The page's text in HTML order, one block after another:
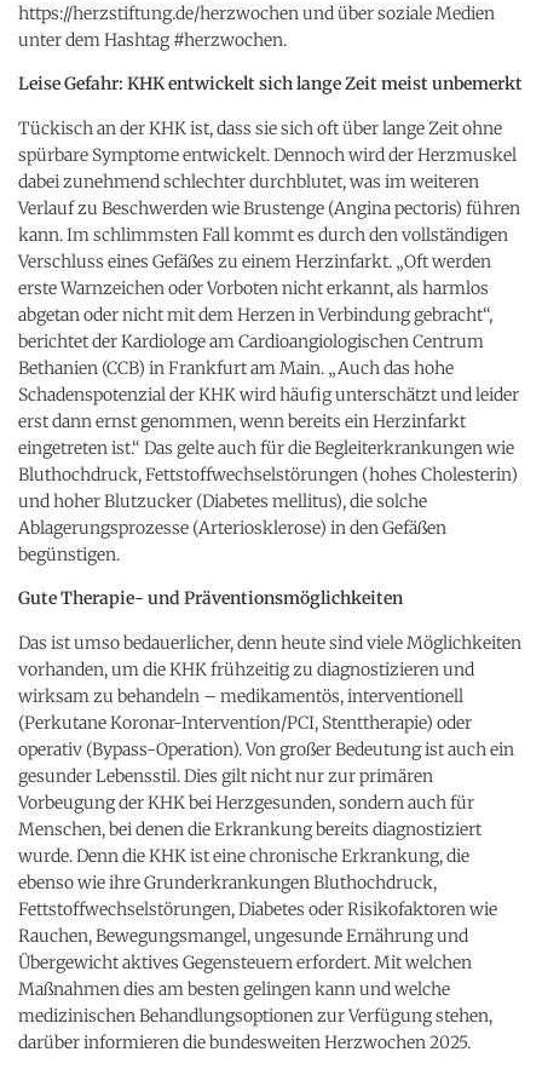
https://herzstiftung.de/herzwochen und über soziale Medien
unter dem Hashtag #herzwochen.
Leise Gefahr: KHK entwickelt sich lange Zeit meist unbemerkt
Tückisch an der KHK ist, dass sie sich oft über lange Zeit ohne
spürbare Symptome entwickelt. Dennoch wird der Herzmuskel
dabei zunehmend schlechter durchblutet, was im weiteren
Verlauf zu Beschwerden wie Brustenge (Angina pectoris) führen
kann. Im schlimmsten Fall kommt es durch den vollständigen
Verschluss eines Gefäßes zu einem Herzinfarkt. „Oft werden
erste Warnzeichen oder Vorboten nicht erkannt, als harmlos
abgetan oder nicht mit dem Herzen in Verbindung gebracht“,
berichtet der Kardiologe am Cardioangiologischen Centrum
Bethanien (CCB) in Frankfurt am Main. „Auch das hohe
Schadenspotenzial der KHK wird häufig unterschätzt und leider
erst dann ernst genommen, wenn bereits ein Herzinfarkt
eingetreten ist.“ Das gelte auch für die Begleiterkrankungen wie
Bluthochdruck, Fettstoffwechselstörungen (hohes Cholesterin)
und hoher Blutzucker (Diabetes mellitus), die solche
Ablagerungsprozesse (Arteriosklerose) in den Gefäßen
begünstigen.
Gute Therapie- und Präventionsmöglichkeiten
Das ist umso bedauerlicher, denn heute sind viele Möglichkeiten
vorhanden, um die KHK frühzeitig zu diagnostizieren und
wirksam zu behandeln – medikamentös, interventionell
(Perkutane Koronar-Intervention/PCI, Stenttherapie) oder
operativ (Bypass-Operation). Von großer Bedeutung ist auch ein
gesunder Lebensstil. Dies gilt nicht nur zur primären
Vorbeugung der KHK bei Herzgesunden, sondern auch für
Menschen, bei denen die Erkrankung bereits diagnostiziert
wurde. Denn die KHK ist eine chronische Erkrankung, die
ebenso wie ihre Grunderkrankungen Bluthochdruck,
Fettstoffwechselstörungen, Diabetes oder Risikofaktoren wie
Rauchen, Bewegungsmangel, ungesunde Ernährung und
Übergewicht aktives Gegensteuern erfordert. Mit welchen
Maßnahmen dies am besten gelingen kann und welche
medizinischen Behandlungsoptionen zur Verfügung stehen,
darüber informieren die bundesweiten Herzwochen 2025.